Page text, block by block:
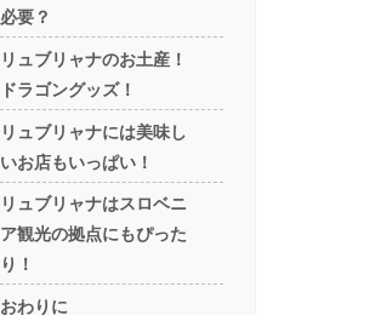
必要？
リュブリャナのお土産！
ドラゴングッズ！
リュブリャナには美味し
いお店もいっぱい！
リュブリャナはスロベニ
ア観光の拠点にもぴった
り！
おわりに